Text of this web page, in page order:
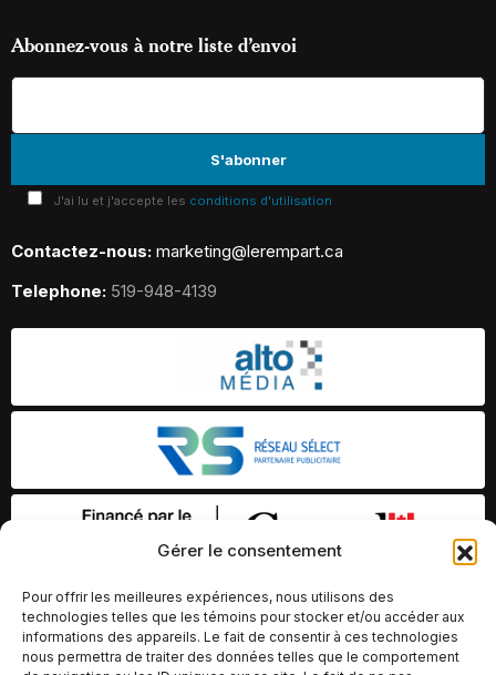
Gérer le consentement
Pour offrir les meilleures expériences, nous utilisons des
technologies telles que les témoins pour stocker et/ou accéder aux
informations des appareils. Le fait de consentir à ces technologies
nous permettra de traiter des données telles que le comportement
Abonnez-vous à notre liste d’envoi
J'ai lu et j'accepte les conditions d'utilisation
Contactez-nous: marketing@lerempart.ca
Telephone: 519-948-4139